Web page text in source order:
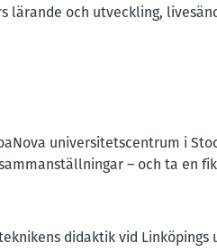
lärande och utveckling,
universitetscentrum i
– och ta en
didaktik vid Linköpings